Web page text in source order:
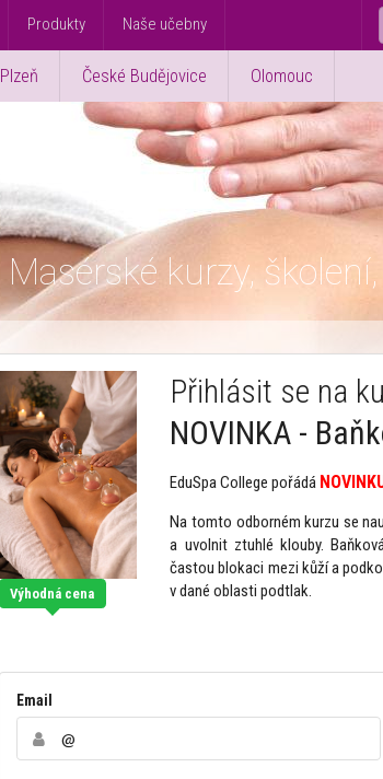
Produkty Naše učebny
Plzeň České Budějovice Olomouc
Masérské kurzy,
Výhodná cena
Přihlásit se na
NOVINKA -
EduSpa College pořádá
Na tomto odborném kurzu se
a uvolnit ztuhlé klouby.
častou blokaci mezi kůží a
v dané oblasti podtlak.
Email